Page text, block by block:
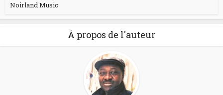
Noirland Music
À propos de l'auteur